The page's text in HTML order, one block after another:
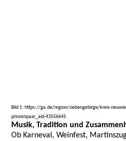
Bild 1: https://ga.de/region/siebengebirge/kreis-
prinzenpaar_aid-43556645
Musik, Tradition und
Ob Karneval, Weinfest,